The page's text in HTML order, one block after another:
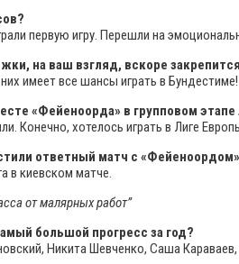
первую игру. Перешли на
на ваш взгляд, вскоре
имеет все шансы играть в
«Фейеноорда» в групповом
Конечно, хотелось играть в Лиге
ответный матч с
в киевском матче.
от малярных работ”
большой прогресс за год?
Никита Шевченко, Саша